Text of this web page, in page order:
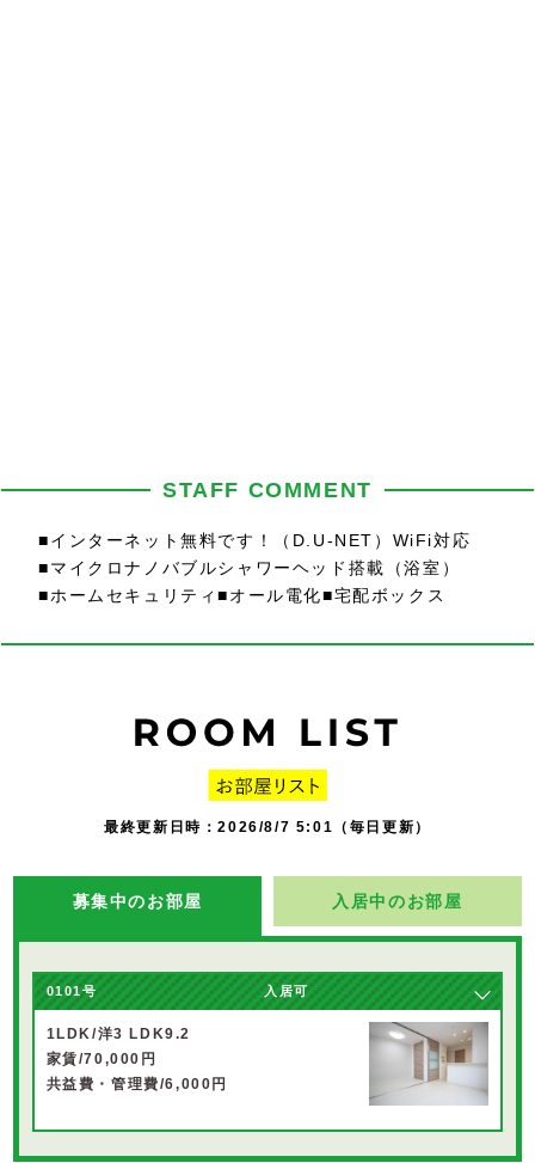
STAFF COMMENT
■インターネット無料です！（D.U-NET）WiFi対応
■マイクロナノバブルシャワーヘッド搭載（浴室）
■ホームセキュリティ■オール電化■宅配ボックス
最終更新日時：2026/8/7 5:01（毎日更新）
募集中のお部屋 入居中のお部屋
0101号 入居可
1LDK/洋3 LDK9.2
家賃/70,000円
共益費・管理費/6,000円